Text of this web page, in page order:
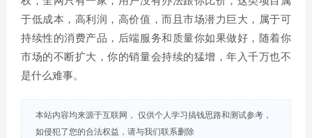
于低成本，高利润，高价值，而且市场潜力巨大，属于可
持续性的消费产品，后端服务和质量你如果做好，随着你
市场的不断扩大，你的销量会持续的猛增，年入千万也不
是什么难事。
本站内容均来源于互联网， 仅供个人学习搞钱思路和测试参考，
如侵犯了您的合法权益，请与我们联系删除